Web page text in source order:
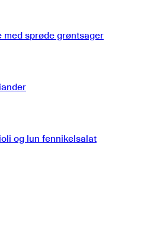
sprøde grøntsager
og lun fennikelsalat